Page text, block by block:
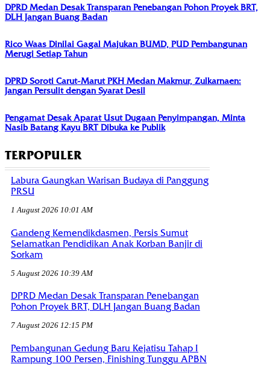
DPRD Medan Desak Transparan Penebangan Pohon Proyek BRT,
DLH Jangan Buang Badan
Rico Waas Dinilai Gagal Majukan BUMD, PUD Pembangunan
Merugi Setiap Tahun
DPRD Soroti Carut-Marut PKH Medan Makmur, Zulkarnaen:
Jangan Persulit dengan Syarat Desil
Pengamat Desak Aparat Usut Dugaan Penyimpangan, Minta
Nasib Batang Kayu BRT Dibuka ke Publik
TERPOPULER
Labura Gaungkan Warisan Budaya di Panggung
PRSU
1 August 2026 10:01 AM
Gandeng Kemendikdasmen, Persis Sumut
Selamatkan Pendidikan Anak Korban Banjir di
Sorkam
5 August 2026 10:39 AM
DPRD Medan Desak Transparan Penebangan
Pohon Proyek BRT, DLH Jangan Buang Badan
7 August 2026 12:15 PM
Pembangunan Gedung Baru Kejatisu Tahap I
Rampung 100 Persen, Finishing Tunggu APBN